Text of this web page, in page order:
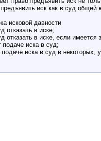
иск как в суд общей
исковой давности
отказать в иске;
отказать в иске, если
подаче иска в суд;
подаче иска в суд в некоторых,